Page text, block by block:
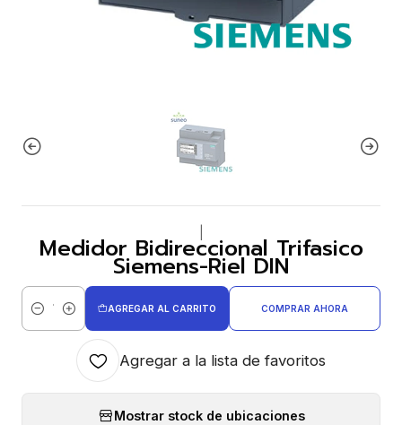
Medidor Bidireccional Trifasico
Siemens-Riel DIN
Cantidad
AGREGAR AL CARRITO COMPRAR AHORA
Agregar a la lista de favoritos
Mostrar stock de ubicaciones